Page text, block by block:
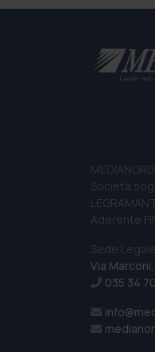
Società
Aderente
Sede
Via
035 34